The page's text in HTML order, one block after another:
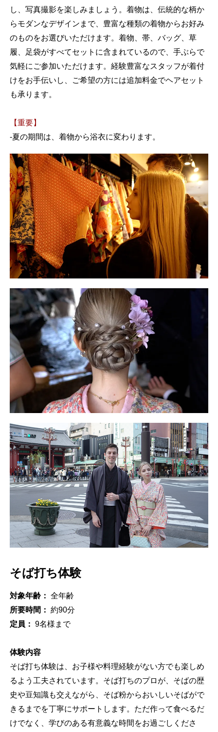
し、写真撮影を楽しみましょう。着物は、伝統的な柄か
らモダンなデザインまで、豊富な種類の着物からお好み
のものをお選びいただけます。着物、帯、バッグ、草
履、足袋がすべてセットに含まれているので、手ぶらで
気軽にご参加いただけます。経験豊富なスタッフが着付
けをお手伝いし、ご希望の方には追加料金でヘアセット
も承ります。
【重要】
-夏の期間は、着物から浴衣に変わります。
そば打ち体験
対象年齢： 全年齢
所要時間： 約90分
定員： 9名様まで
体験内容
そば打ち体験は、お子様や料理経験がない方でも楽しめ
るよう工夫されています。そば打ちのプロが、そばの歴
史や豆知識も交えながら、そば粉からおいしいそばがで
きるまでを丁寧にサポートします。ただ作って食べるだ
けでなく、学びのある有意義な時間をお過ごしくださ